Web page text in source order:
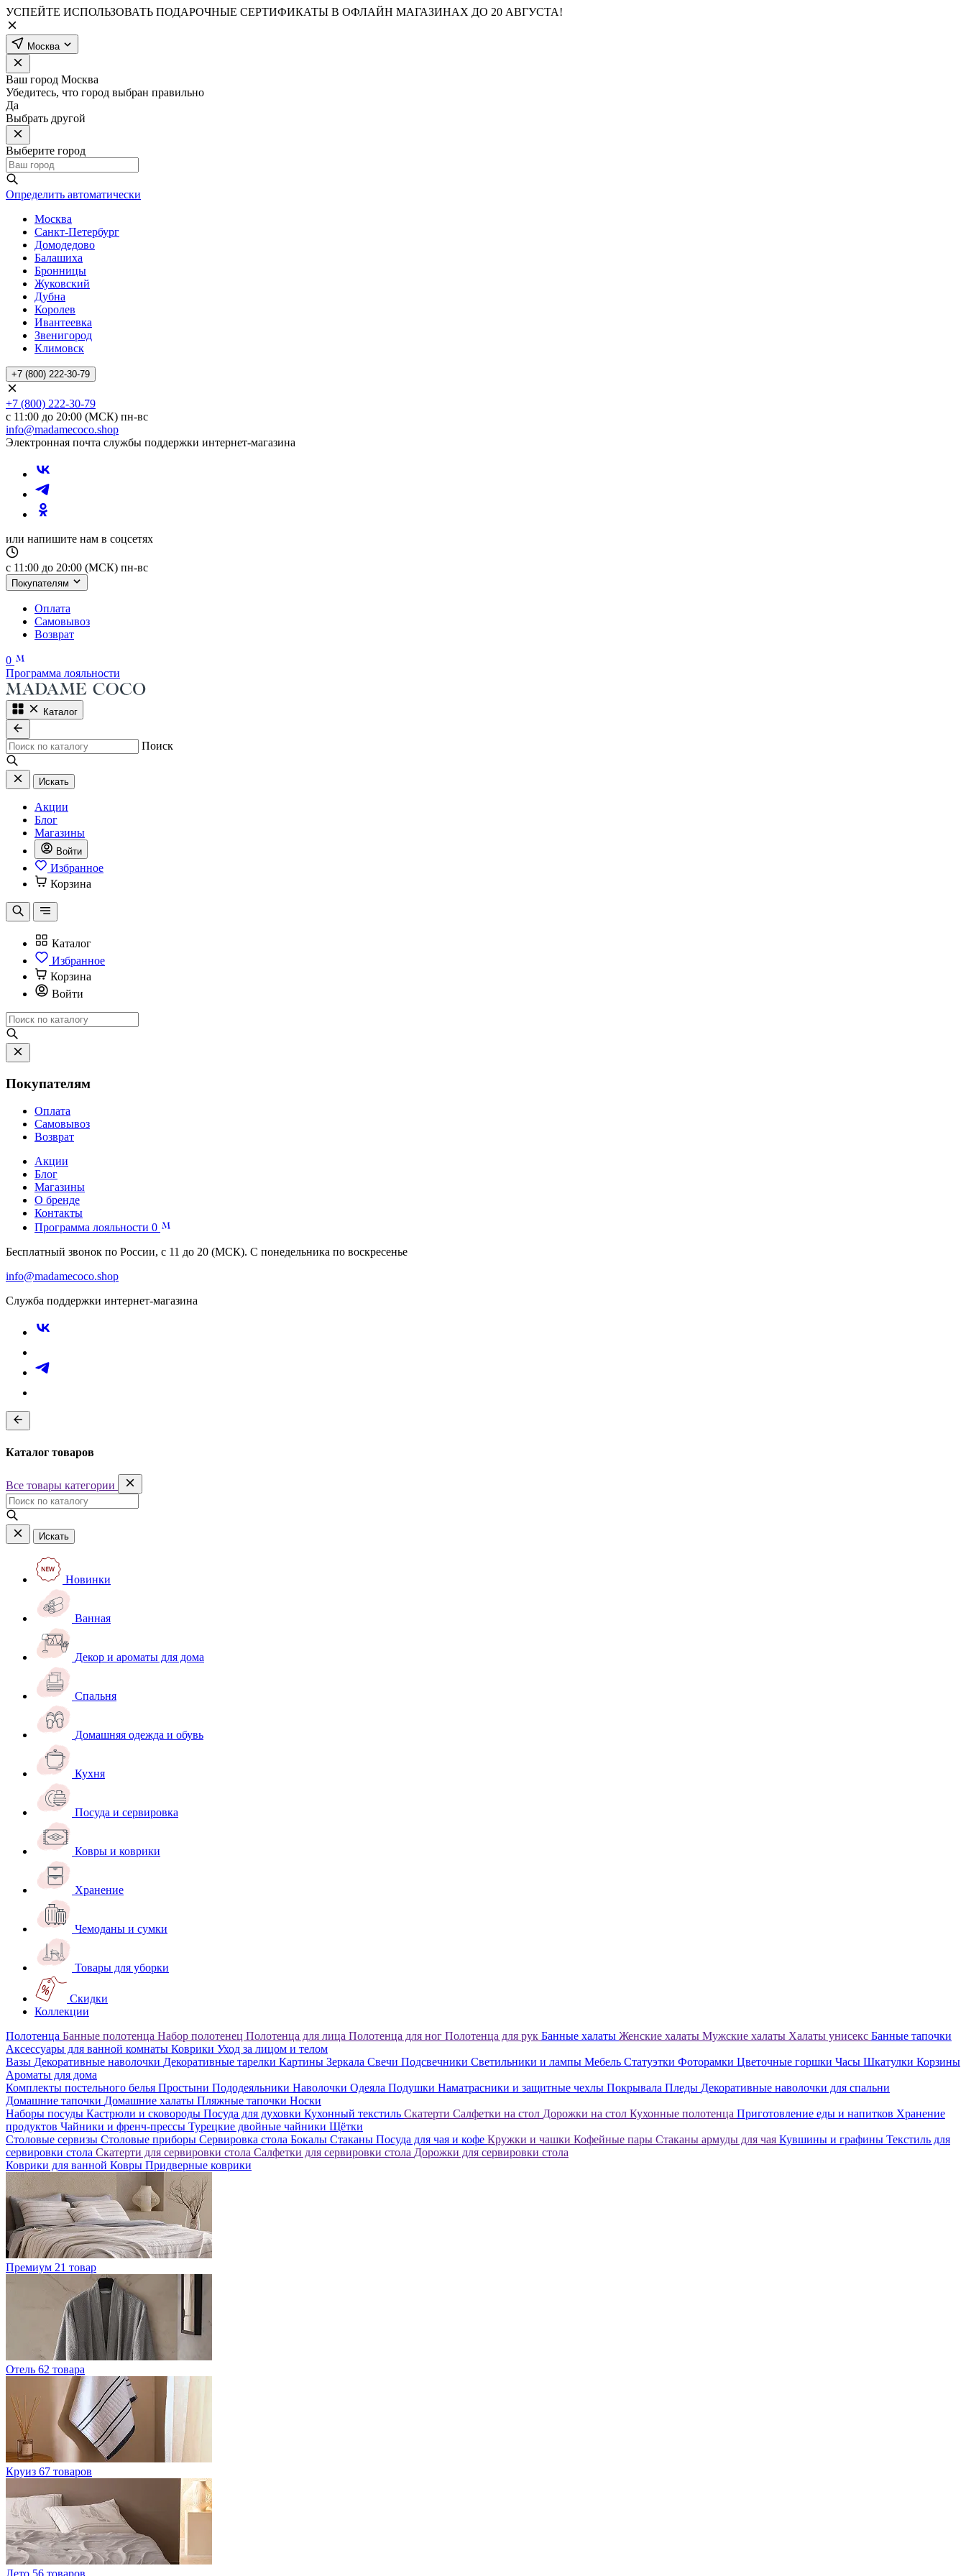
УСПЕЙТЕ ИСПОЛЬЗОВАТЬ ПОДАРОЧНЫЕ СЕРТИФИКАТЫ В ОФЛАЙН МАГАЗИНАХ ДО 20 АВГУСТА!
Москва
Ваш город Москва
Убедитесь, что город выбран правильно
Да
Выбрать другой
Выберите город
Определить автоматически
Москва
Санкт-Петербург
Домодедово
Балашиха
Бронницы
Жуковский
Дубна
Королев
Ивантеевка
Звенигород
Климовск
+7 (800) 222-30-79
+7 (800) 222-30-79
с 11:00 до 20:00 (МСК) пн-вс
info@madamecoco.shop
Электронная почта службы поддержки интернет-магазина
или напишите нам в соцсетях
с 11:00 до 20:00 (МСК) пн-вс
Покупателям
Оплата
Самовывоз
Возврат
0
Программа лояльности
Каталог
Поиск
Искать
Акции
Блог
Магазины
Войти
Избранное
Корзина
Каталог
Избранное
Корзина
Войти
Покупателям
Оплата
Самовывоз
Возврат
Акции
Блог
Магазины
О бренде
Контакты
Программа лояльности 0
Бесплатный звонок по России, с 11 до 20 (МСК). С понедельника по воскресенье
info@madamecoco.shop
Служба поддержки интернет-магазина
Каталог товаров
Все товары категории
Искать
Новинки
Ванная
Декор и ароматы для дома
Спальня
Домашняя одежда и обувь
Кухня
Посуда и сервировка
Ковры и коврики
Хранение
Чемоданы и сумки
Товары для уборки
Скидки
Коллекции
Полотенца Банные полотенца Набор полотенец Полотенца для лица Полотенца для ног Полотенца для рук Банные халаты Женские халаты Мужские халаты Халаты унисекс Банные тапочки
Аксессуары для ванной комнаты Коврики Уход за лицом и телом
Вазы Декоративные наволочки Декоративные тарелки Картины Зеркала Свечи Подсвечники Светильники и лампы Мебель Статуэтки Фоторамки Цветочные горшки Часы Шкатулки Корзины
Ароматы для дома
Комплекты постельного белья Простыни Пододеяльники Наволочки Одеяла Подушки Наматрасники и защитные чехлы Покрывала Пледы Декоративные наволочки для спальни
Домашние тапочки Домашние халаты Пляжные тапочки Носки
Наборы посуды Кастрюли и сковороды Посуда для духовки Кухонный текстиль Скатерти Салфетки на стол Дорожки на стол Кухонные полотенца Приготовление еды и напитков Хранение
продуктов Чайники и френч-прессы Турецкие двойные чайники Щётки
Столовые сервизы Столовые приборы Сервировка стола Бокалы Стаканы Посуда для чая и кофе Кружки и чашки Кофейные пары Стаканы армуды для чая Кувшины и графины Текстиль для
сервировки стола Скатерти для сервировки стола Салфетки для сервировки стола Дорожки для сервировки стола
Коврики для ванной Ковры Придверные коврики
Премиум 21 товар
Отель 62 товара
Круиз 67 товаров
Лето 56 товаров